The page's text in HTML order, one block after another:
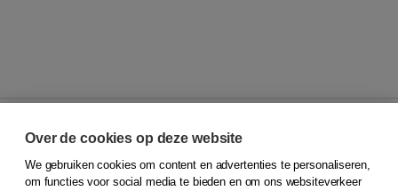
© 2026Koninklijke Boom uitgevers
Over de cookies op deze website
We gebruiken cookies om content en advertenties te personaliseren,
om functies voor social media te bieden en om ons websiteverkeer